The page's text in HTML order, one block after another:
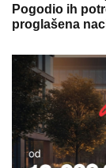
Pogodio ih
proglašena